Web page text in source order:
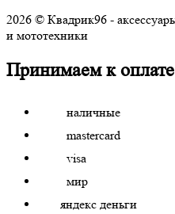
2026 © Квадрик96 -
и мототехники
Принимаем к оплате
наличные
mastercard
visa
мир
яндекс деньги